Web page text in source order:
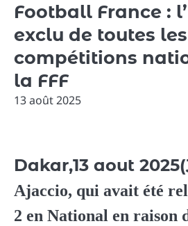
Football France :
exclu de toutes les
compétitions
la FFF
13 août 2025
Dakar,13 aout
Ajaccio, qui avait été
2 en National en raison